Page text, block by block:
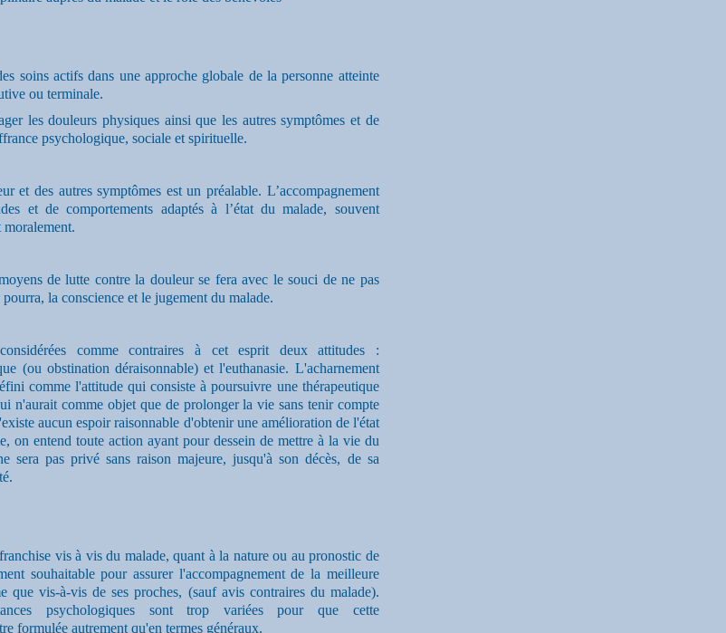
soins actifs dans une approche globale de la personne atteinte
ou terminale.
les douleurs physiques ainsi que les autres symptômes et de
psychologique, sociale et spirituelle.
et des autres symptômes est un préalable. L’accompagnement
et de comportements adaptés à l’état du malade, souvent
moralement.
de lutte contre la douleur se fera avec le souci de ne pas
la conscience et le jugement du malade.
comme contraires à cet esprit deux attitudes :
(ou obstination déraisonnable) et l'euthanasie. L'acharnement
comme l'attitude qui consiste à poursuivre une thérapeutique
n'aurait comme objet que de prolonger la vie sans tenir compte
aucun espoir raisonnable d'obtenir une amélioration de l'état
on entend toute action ayant pour dessein de mettre à la vie du
sera pas privé sans raison majeure, jusqu'à son décès, de sa
vis à vis du malade, quant à la nature ou au pronostic de
souhaitable pour assurer l'accompagnement de la meilleure
que vis-à-vis de ses proches, (sauf avis contraires du malade).
psychologiques sont trop variées pour que cette
formulée autrement qu'en termes généraux.